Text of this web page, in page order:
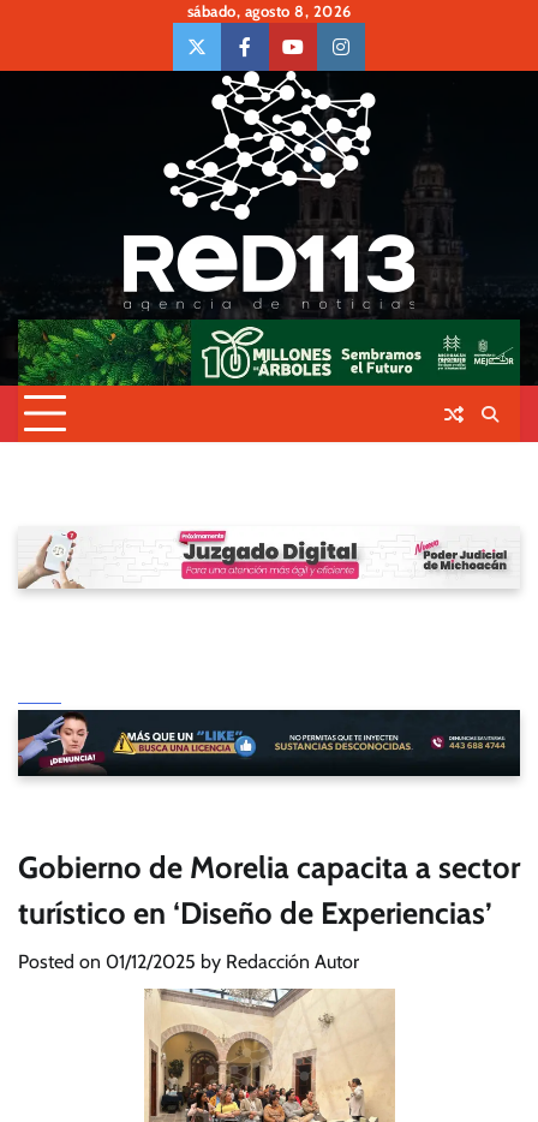
content
sábado, agosto 8, 2026
twiter Face Youtubeinsta
Gobierno de Morelia capacita a sector
turístico en ‘Diseño de Experiencias’
Posted on 01/12/2025 by Redacción Autor